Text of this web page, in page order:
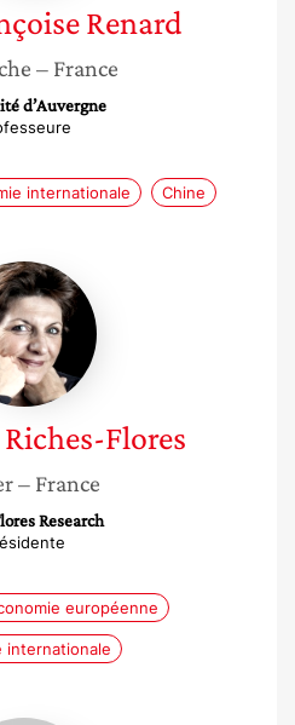
Renard
– France
d’Auvergne
internationale Chine
Véronique
Riches-
Flores
Riches-Flores
– France
Research
européenne
internationale